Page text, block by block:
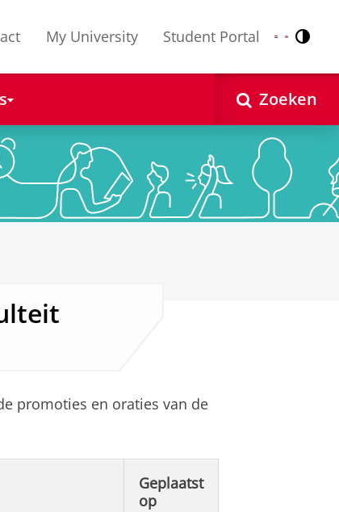
My University Student Portal Nederlands
English
Zoeken
promoties en oraties van de
Geplaatst
op